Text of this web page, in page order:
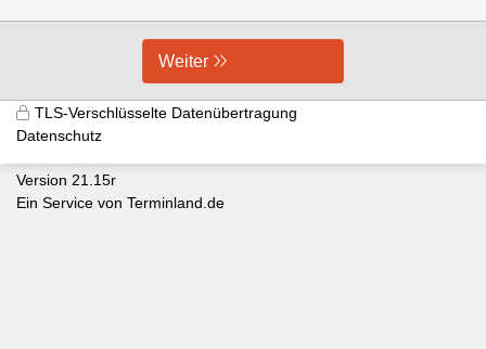
Weiter
TLS-Verschlüsselte Datenübertragung
Datenschutz
Version 21.15r
Ein Service von Terminland.de